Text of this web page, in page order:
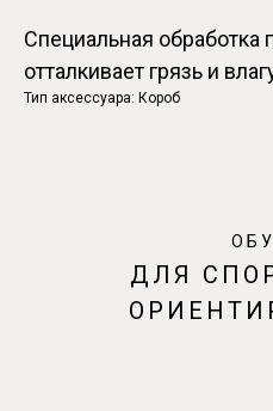
Специальная обработка
отталкивает грязь и
Тип аксессуара: Короб
ДЛЯ